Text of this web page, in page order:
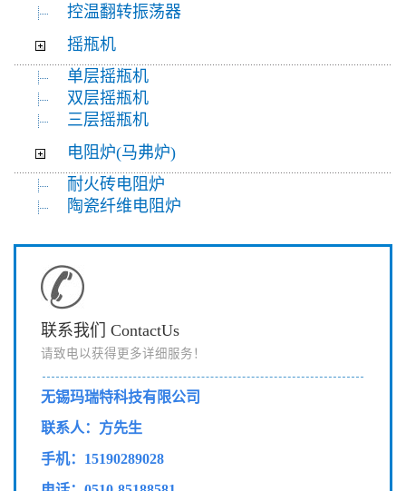
控温翻转振荡器
摇瓶机
单层摇瓶机
双层摇瓶机
三层摇瓶机
电阻炉(马弗炉)
耐火砖电阻炉
陶瓷纤维电阻炉
联系我们 ContactUs
请致电以获得更多详细服务！
无锡玛瑞特科技有限公司
联系人：方先生
手机：15190289028